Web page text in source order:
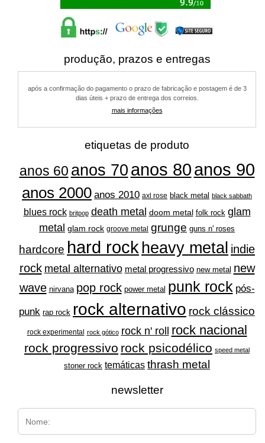
produção, prazos e entregas
após a confirmação do pagamento o prazo de fabricação e postagem é de 3
dias úteis + prazo de entrega dos correios.
mais informações
etiquetas de produto
anos 60 anos 70 anos 80anos 90
anos 2000 anos 2010 axl rose black metal black sabbath
blues rock britpop death metal doom metal folk rock glam
metal glam rock groove metal grunge guns n' roses
hardcore hard rock heavy metal indie
rock metal alternativo metal progressivo new metal new
wave nirvana pop rock power metal punk rock pós-
punk rap rock rock alternativo rock clássico
rock experimental rock gótico rock n' roll rock nacional
rock progressivo rock psicodélico speed metal
stoner rock temáticas thrash metal
newsletter